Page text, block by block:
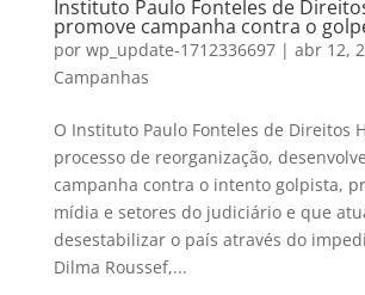
Instituto Paulo Fonteles de
promove campanha contra o
por wp_update-1712336697| abr 12,
Campanhas
O Instituto Paulo Fonteles de Direitos
processo de reorganização,
campanha contra o intento golpista,
mídia e setores do judiciário e que
desestabilizar o país através do
Dilma Roussef,...